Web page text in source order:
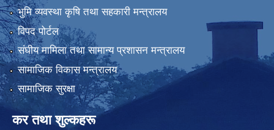
भुमि व्यवस्था कृषि तथा सहकारी मन्त्रालय
विपद पोर्टल
संघीय मामिला तथा सामान्य प्रशासन मन्त्रालय
सामाजिक विकास मन्त्रालय
सामाजिक सुरक्षा
कर तथा शुल्कहरू